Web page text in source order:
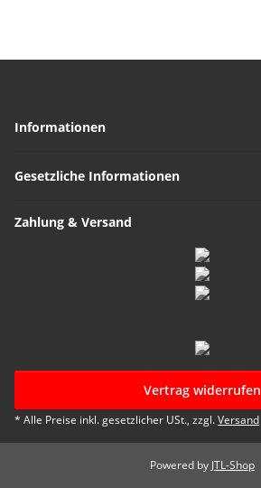
Informationen
Gesetzliche Informationen
Zahlung & Versand
Vertrag widerrufen
* Alle Preise inkl. gesetzlicher USt., zzgl.Versand
Powered by JTL-Shop